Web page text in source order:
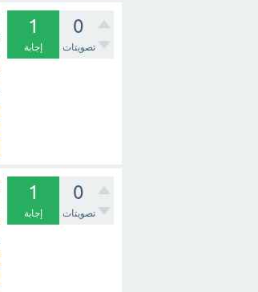
0
تصويتات
1
إجابة
0
تصويتات
1
إجابة